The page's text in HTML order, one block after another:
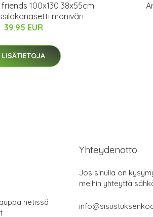
100x130 38x55cm
moniväri
39.95 EUR
LISÄTIETOJA
netissä
Yhteydenotto
Jos sinulla on
meihin yhteyttä